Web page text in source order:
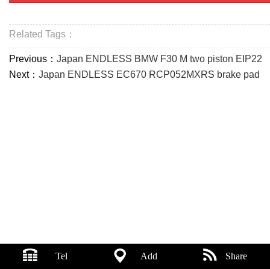
Related Tags：
Previous： Japan ENDLESS BMW F30 M two piston EIP22
Next： Japan ENDLESS EC670 RCP052MXRS brake pad
Tel Add Share